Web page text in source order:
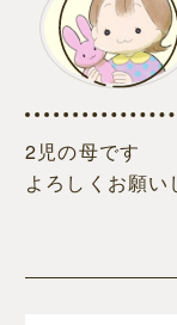
2児の母です
よろしくお願い